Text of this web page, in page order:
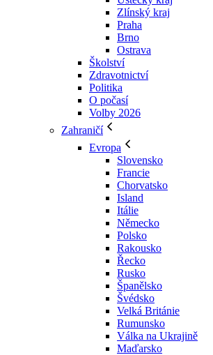
Zlínský kraj
Praha
Brno
Ostrava
Školství
Zdravotnictví
Politika
O počasí
Volby 2026
Zahraničí
Evropa
Slovensko
Francie
Chorvatsko
Island
Itálie
Německo
Polsko
Rakousko
Řecko
Rusko
Španělsko
Švédsko
Velká Británie
Rumunsko
Válka na Ukrajině
Maďarsko